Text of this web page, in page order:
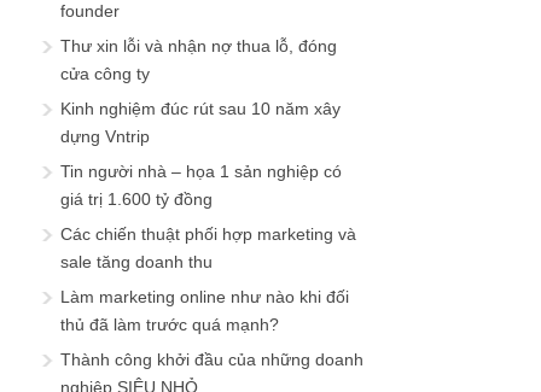
founder
Thư xin lỗi và nhận nợ thua lỗ, đóng
cửa công ty
Kinh nghiệm đúc rút sau 10 năm xây
dựng Vntrip
Tin người nhà – họa 1 sản nghiệp có
giá trị 1.600 tỷ đồng
Các chiến thuật phối hợp marketing và
sale tăng doanh thu
Làm marketing online như nào khi đối
thủ đã làm trước quá mạnh?
Thành công khởi đầu của những doanh
nghiệp SIÊU NHỎ